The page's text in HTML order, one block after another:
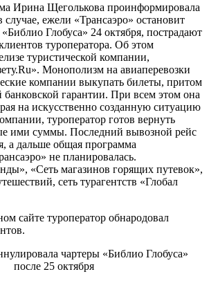
Ирина Щеголькова проинформировала
ежели «Трансаэро» остановит
Глобуса» 24 октября, пострадают
туроператора. Об этом
туристической компании,
Монополизм на авиаперевозки
компании выкупать билеты, притом
банковской гарантии. При всем этом она
на искусственно созданную ситуацию
туроператор готов вернуть
ими суммы. Последний вывозной рейс
а дальше общая программа
не планировалась.
«Сеть магазинов горящих путевок»,
сеть турагентств «Глобал
сайте туроператор обнародовал